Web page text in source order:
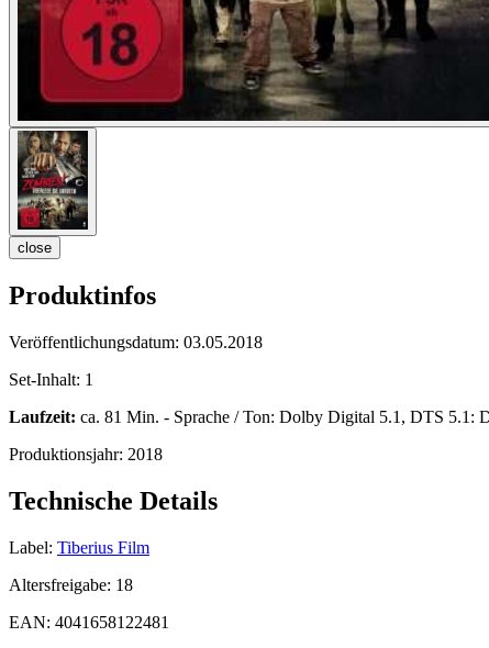
close
Produktinfos
Veröffentlichungsdatum: 03.05.2018
Set-Inhalt: 1
Laufzeit: ca. 81 Min. - Sprache / Ton: Dolby Digital 5.1, DTS 5.1:
Produktionsjahr: 2018
Technische Details
Label: Tiberius Film
Altersfreigabe: 18
EAN: 4041658122481